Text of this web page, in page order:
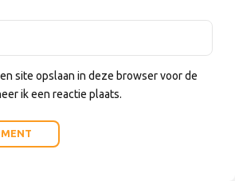
site opslaan in deze browser voor de
ik een reactie plaats.